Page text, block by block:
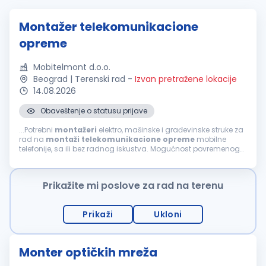
Montažer telekomunikacione
opreme
Mobitelmont d.o.o.
Beograd | Terenski rad - Izvan pretražene lokacije
14.08.2026
Obaveštenje o statusu prijave
...Potrebni montažeri elektro, mašinske i građevinske struke za
rad na montaži telekomunikacione opreme mobilne
telefonije, sa ili bez radnog iskustva. Mogućnost povremenog
stepen)...
Prikažite mi poslove za rad na terenu
Prikaži Ukloni
Monter optičkih mreža